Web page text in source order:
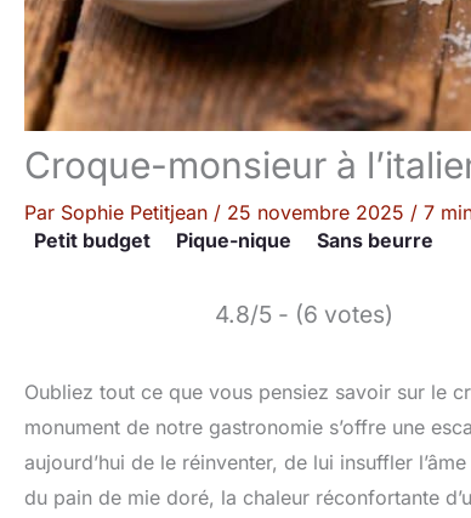
Croque-monsieur à
Par Sophie Petitjean / 25 novembre 2025 / 7
Petit budget
Pique-nique Sans beurre
4.8/5 - (6 votes)
Oubliez tout ce que vous pensiez savoir sur le
monument de notre gastronomie s’offre une
aujourd’hui de le réinventer, de lui insuffler
du pain de mie doré, la chaleur réconfortante